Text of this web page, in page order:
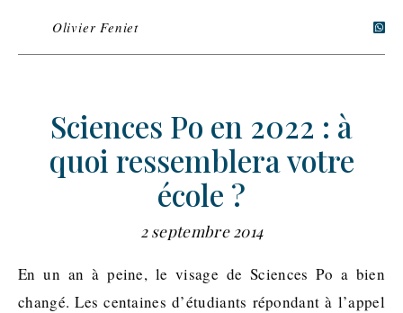
Olivier Feniet
Sciences Po en 2022 : à
quoi ressemblera votre
école ?
2 septembre 2014
En un an à peine, le visage de Sciences Po a bien
changé. Les centaines d’étudiants répondant à l’appel